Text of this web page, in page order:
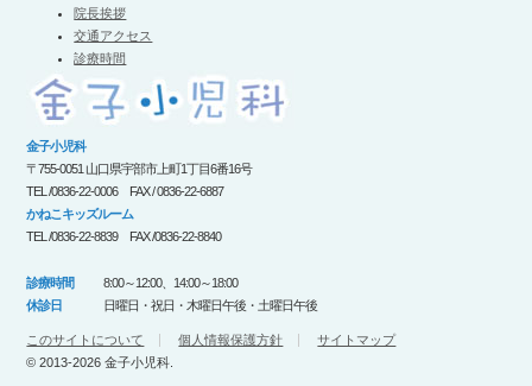
院長挨拶
交通アクセス
診療時間
金子小児科
〒755-0051 山口県宇部市上町1丁目6番16号
TEL /0836-22-0006 FAX / 0836-22-6887
かねこキッズルーム
TEL /0836-22-8839 FAX /0836-22-8840
診療時間
8:00～12:00、14:00～18:00
休診日
日曜日・祝日・木曜日午後・土曜日午後
このサイトについて 個人情報保護方針
サイトマップ
© 2013-2026 金子小児科.